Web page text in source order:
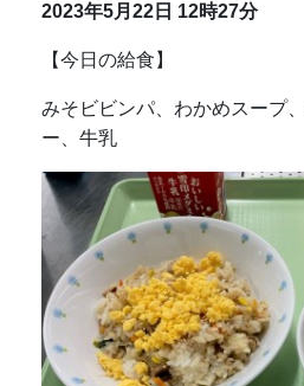
2023年5月22日 12時27分
【今日の給食】
みそビビンパ、わかめスープ
ー、牛乳